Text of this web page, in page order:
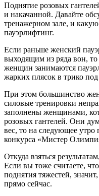
Поднятие розовых
и накачанной. Давайте
тренажерном зале, и
пауэрлифтинг.
Если раньше женский
выходящим из ряда вон,
женщин занимаются
жарких плясок в трико
При этом большинство
силовые тренировки
заполнены женщинами,
розовых гантелей. Они
вес, то на следующее
конкурса «Мистер
Откуда взяться
Если вы тоже считаете,
поднятия тяжестей,
прямо сейчас.